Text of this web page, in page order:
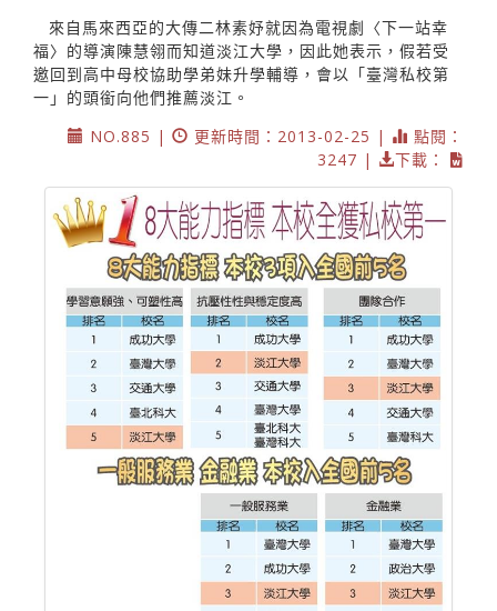
來自馬來西亞的大傳二林素妤就因為電視劇〈下一站幸
福〉的導演陳慧翎而知道淡江大學，因此她表示，假若受
邀回到高中母校協助學弟妹升學輔導，會以「臺灣私校第
一」的頭銜向他們推薦淡江。
NO.885 |
更新時間：2013-02-25 |
點閱：
3247 |
下載：